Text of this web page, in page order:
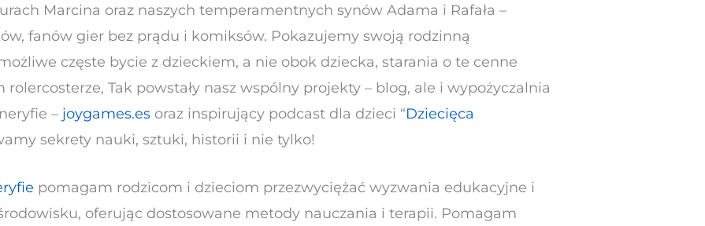
Marcina oraz naszych temperamentnych synów Adama i Rafała –
fanów gier bez prądu i komiksów. Pokazujemy swoją rodzinną
częste bycie z dzieckiem, a nie obok dziecka, starania o te cenne
Tak powstały nasz wspólny projekty – blog, ale i wypożyczalnia
– joygames.es oraz inspirujący podcast dla dzieci “Dziecięca
sekrety nauki, sztuki, historii i nie tylko!
pomagam rodzicom i dzieciom przezwyciężać wyzwania edukacyjne i
oferując dostosowane metody nauczania i terapii. Pomagam